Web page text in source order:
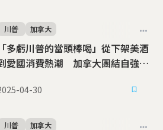
「多虧川普的當頭棒喝」從下架美酒
愛國消費熱潮 加拿大團結自強，
川普 加拿大
04-30
川普 加拿大